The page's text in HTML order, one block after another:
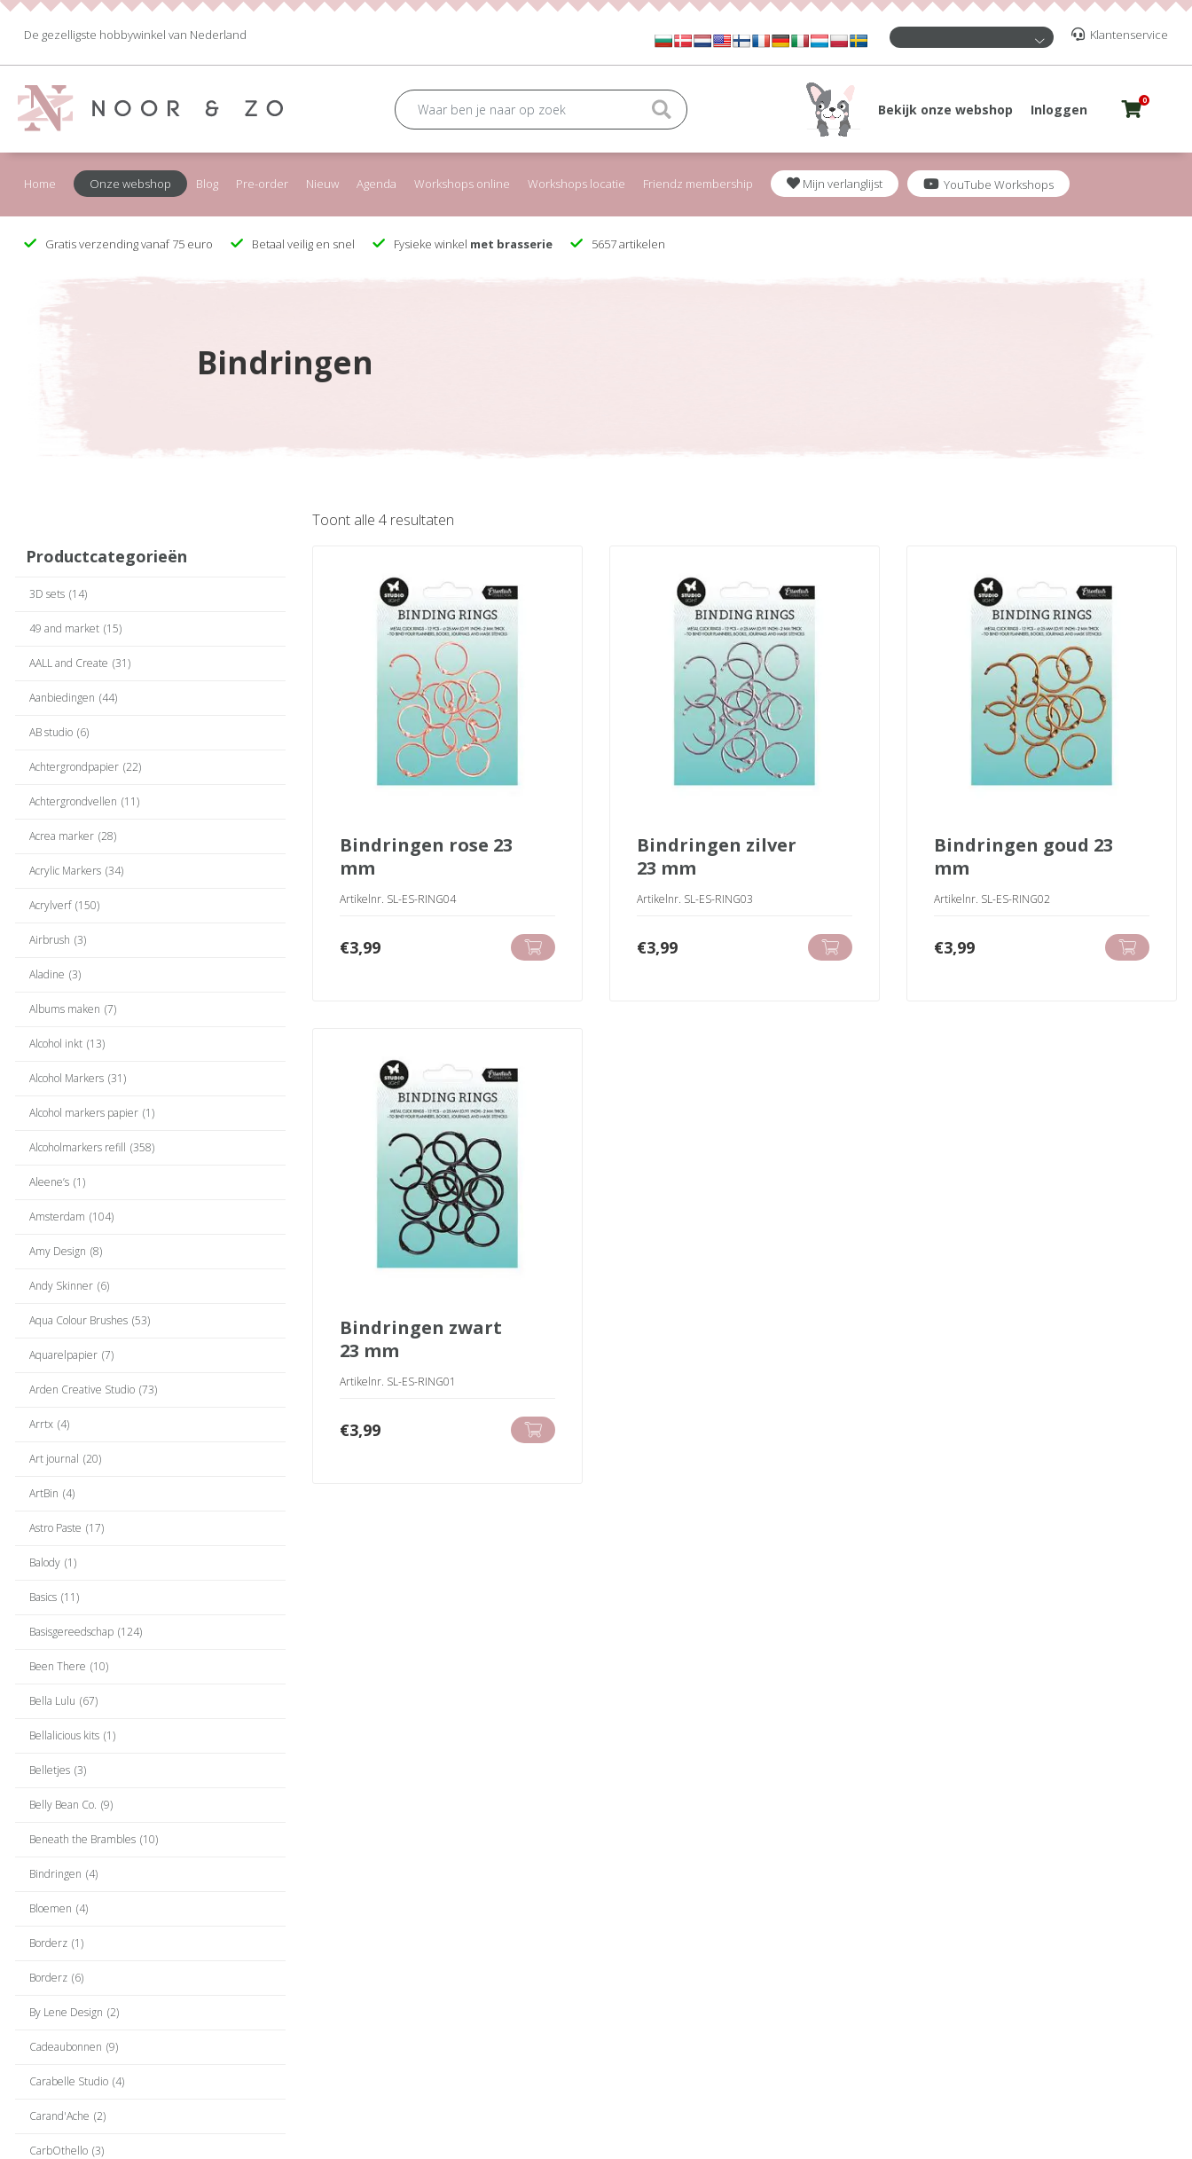
De gezelligste hobbywinkel van Nederland Klantenservice
Bekijk onze webshop Inloggen
0
Home Onze webshop Blog Pre-order Nieuw Agenda Workshops online Workshops locatie Friendz membership Mijn verlanglijst YouTube Workshops
Gratis verzending vanaf 75 euro Betaal veilig en snel Fysieke winkel met brasserie 5657 artikelen
Bindringen
Productcategorieën
3D sets (14)
49 and market (15)
AALL and Create (31)
Aanbiedingen (44)
AB studio (6)
Achtergrondpapier (22)
Achtergrondvellen (11)
Acrea marker (28)
Acrylic Markers (34)
Acrylverf (150)
Airbrush (3)
Aladine (3)
Albums maken (7)
Alcohol inkt (13)
Alcohol Markers (31)
Alcohol markers papier (1)
Alcoholmarkers refill (358)
Aleene’s (1)
Amsterdam (104)
Amy Design (8)
Andy Skinner (6)
Aqua Colour Brushes (53)
Aquarelpapier (7)
Arden Creative Studio (73)
Arrtx (4)
Art journal (20)
ArtBin (4)
Astro Paste (17)
Balody (1)
Basics (11)
Basisgereedschap (124)
Been There (10)
Bella Lulu (67)
Bellalicious kits (1)
Belletjes (3)
Belly Bean Co. (9)
Beneath the Brambles (10)
Bindringen (4)
Bloemen (4)
Borderz (1)
Borderz (6)
By Lene Design (2)
Cadeaubonnen (9)
Carabelle Studio (4)
Carand'Ache (2)
CarbOthello (3)
Toont alle 4 resultaten
bindringen rose 23
mm
Artikelnr. SL-ES-RING04
€3,99
bindringen zilver
23 mm
Artikelnr. SL-ES-RING03
€3,99
bindringen goud 23
mm
Artikelnr. SL-ES-RING02
€3,99
bindringen zwart
23 mm
Artikelnr. SL-ES-RING01
€3,99